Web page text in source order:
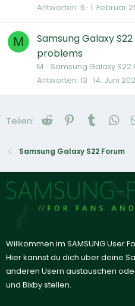
Antworten 6 1. Februar
M
Samsung Galaxy
problems
M. Samsung Galaxy S22
Antworten 13 14. Juni
Teilen: Reddit Pinterest
Tumblr
Samsung Galaxy S22 Forum
Willkommen im SAMSUNG User
Hier kannst du dich über deine
anderen Usern austauschen
und Bixby stellen.